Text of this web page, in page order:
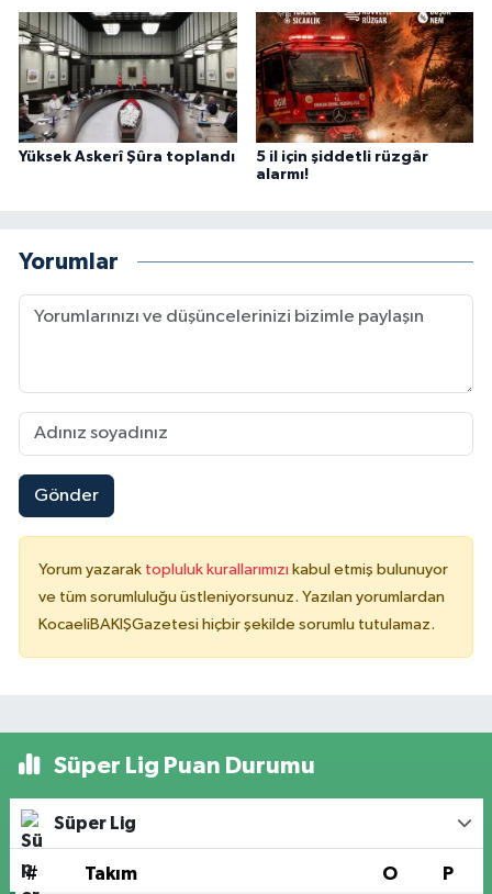
Yüksek Askerî Şûra toplandı
5 il için şiddetli rüzgâr
alarmı!
Yorumlar
Gönder
Yorum yazarak topluluk kurallarımızı kabul etmiş bulunuyor
ve tüm sorumluluğu üstleniyorsunuz. Yazılan yorumlardan
KocaeliBAKIŞGazetesi hiçbir şekilde sorumlu tutulamaz.
Süper Lig Puan Durumu
Süper Lig
# Takım O P